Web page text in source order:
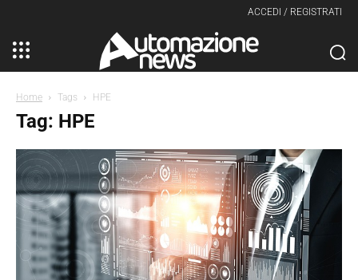
ACCEDI / REGISTRATI
Home Tags HPE
Tag: HPE